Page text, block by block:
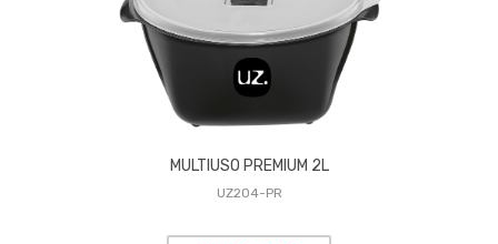
MULTIUSO PREMIUM 2L
UZ204-PR